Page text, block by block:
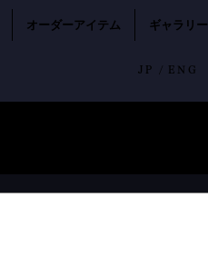
オーダーアイテム ギャラリー
ENG
JP /